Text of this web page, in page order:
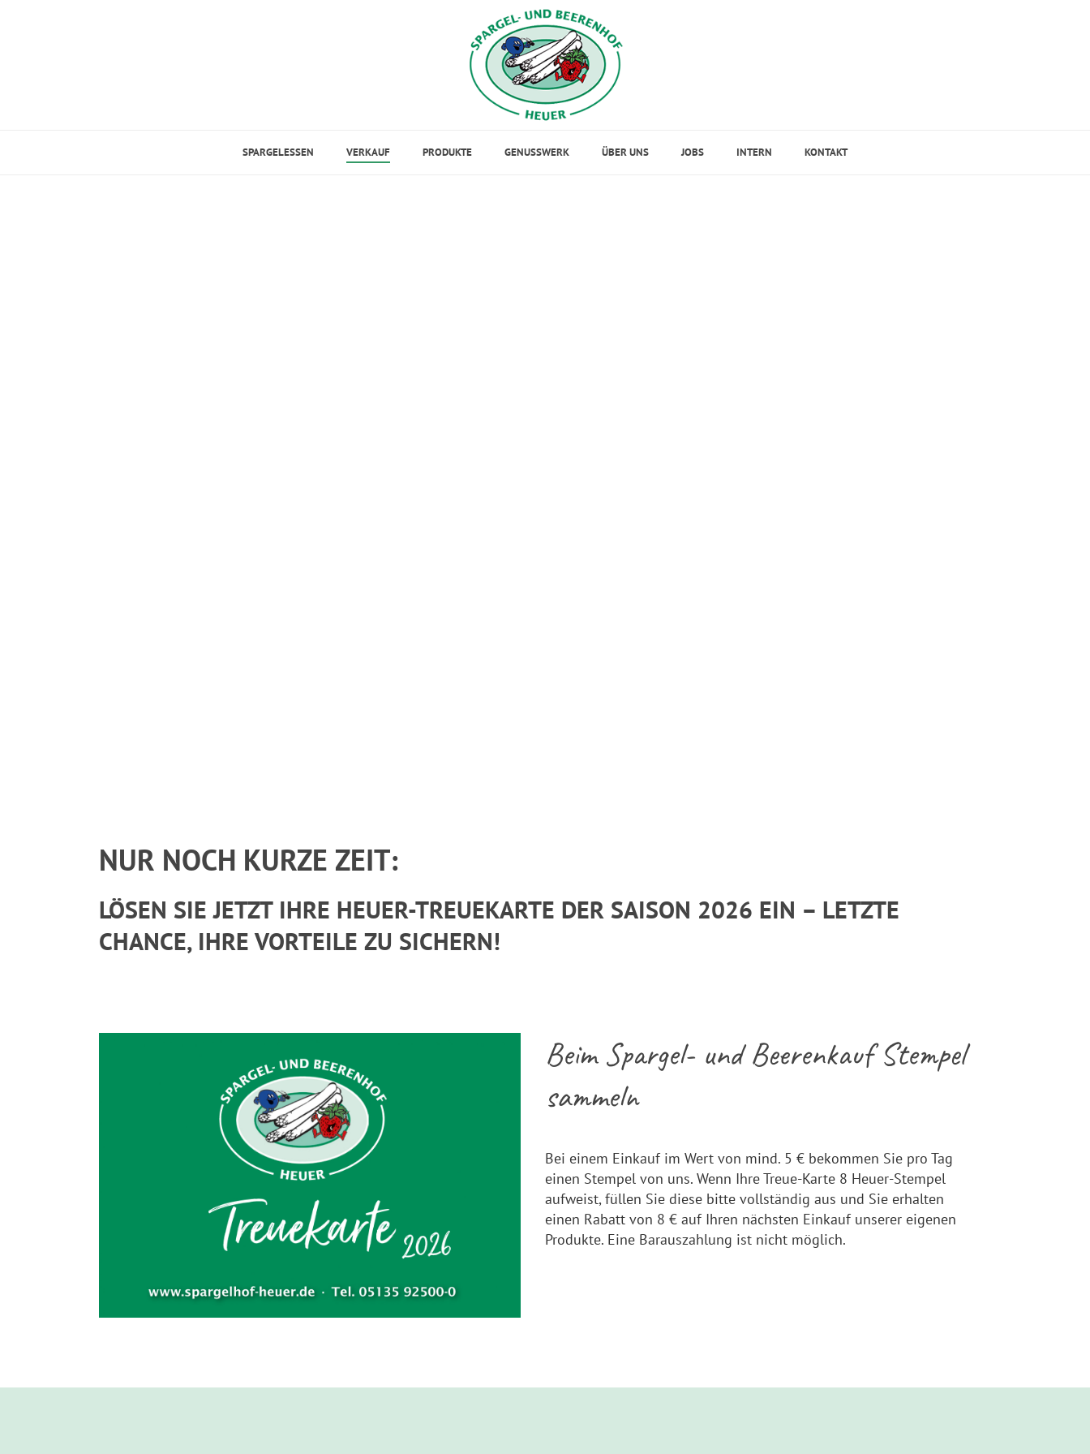
SPARGELESSEN VERKAUF PRODUKTE GENUSSWERK ÜBER UNS JOBS INTERN KONTAKT
NUR NOCH KURZE ZEIT:
LÖSEN SIE JETZT IHRE HEUER-TREUEKARTE DER SAISON 2026 EIN – LETZTE
CHANCE, IHRE VORTEILE ZU SICHERN!
Beim Spargel- und Beerenkauf Stempel
sammeln
Bei einem Einkauf im Wert von mind. 5 € bekommen Sie pro Tag
einen Stempel von uns. Wenn Ihre Treue-Karte 8 Heuer-Stempel
aufweist, füllen Sie diese bitte vollständig aus und Sie erhalten
einen Rabatt von 8 € auf Ihren nächsten Einkauf unserer eigenen
Produkte. Eine Barauszahlung ist nicht möglich.